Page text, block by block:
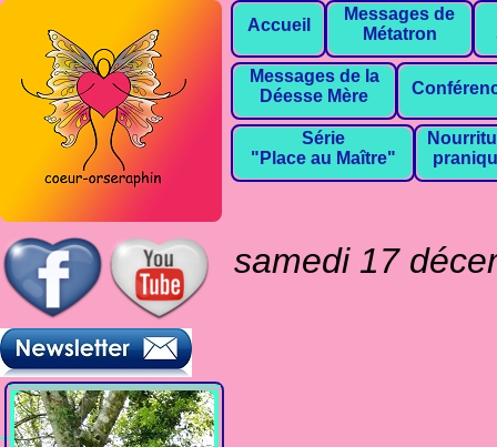
Accueil
Messages de
Métatron
Messages de la
Déesse Mère
Série
"Place au Maître"
samedi 17